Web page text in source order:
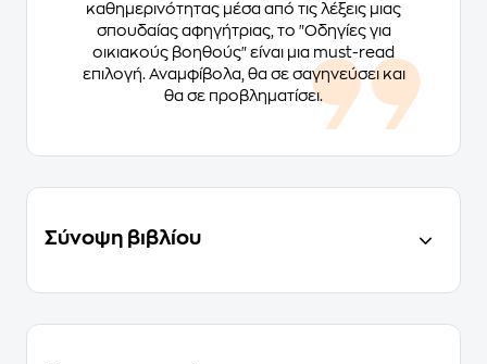
καθημερινότητας μέσα από τις λέξεις μιας
σπουδαίας αφηγήτριας, το "Οδηγίες για
οικιακούς βοηθούς" είναι μια must-read
επιλογή. Αναμφίβολα, θα σε σαγηνεύσει και
θα σε προβληματίσει.
Σύνοψη βιβλίου